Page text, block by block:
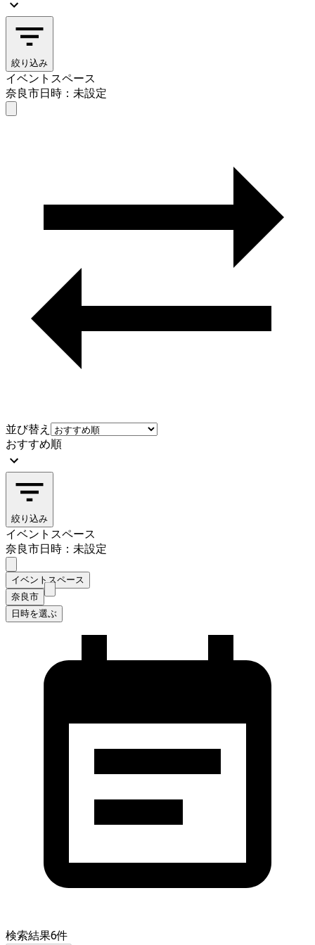
絞り込み
イベントスペース
奈良市日時：未設定
並び替え
おすすめ順
絞り込み
イベントスペース
奈良市日時：未設定
イベントスペース
奈良市
日時を選ぶ
検索結果6件